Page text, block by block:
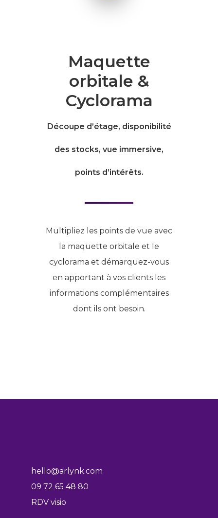
Maquette
orbitale &
Cyclorama
Découpe d’étage, disponibilité
des stocks, vue immersive,
points d’intérêts.
Multipliez les points de vue avec
la maquette orbitale et le
cyclorama et démarquez-vous
en apportant à vos clients les
informations complémentaires
dont ils ont besoin.
hello@arlynk.com
09 72 65 48 80
RDV visio